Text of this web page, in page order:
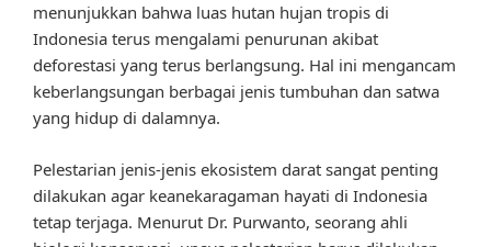
menunjukkan bahwa luas hutan hujan tropis di
Indonesia terus mengalami penurunan akibat
deforestasi yang terus berlangsung. Hal ini mengancam
keberlangsungan berbagai jenis tumbuhan dan satwa
yang hidup di dalamnya.
Pelestarian jenis-jenis ekosistem darat sangat penting
dilakukan agar keanekaragaman hayati di Indonesia
tetap terjaga. Menurut Dr. Purwanto, seorang ahli